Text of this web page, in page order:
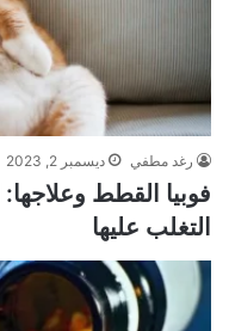
رغد مطفي ديسمبر 2, 2023
فوبيا القطط
التغلب عليها